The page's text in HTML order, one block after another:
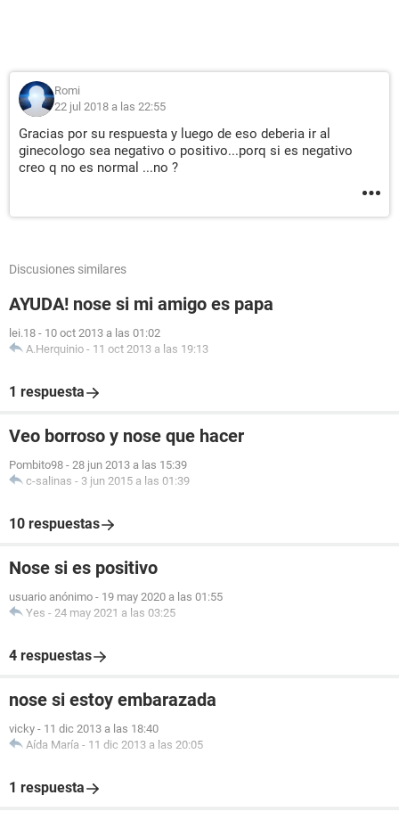
Romi
22 jul 2018 a las 22:55
Gracias por su respuesta y luego de eso deberia ir al
ginecologo sea negativo o positivo...porq si es negativo
creo q no es normal ...no ?
Discusiones similares
AYUDA! nose si mi amigo es papa
lei.18 - 10 oct 2013 a las 01:02
A.Herquinio - 11 oct 2013 a las 19:13
1 respuesta
Veo borroso y nose que hacer
Pombito98 - 28 jun 2013 a las 15:39
c-salinas - 3 jun 2015 a las 01:39
10 respuestas
Nose si es positivo
usuario anónimo - 19 may 2020 a las 01:55
Yes - 24 may 2021 a las 03:25
4 respuestas
nose si estoy embarazada
vicky - 11 dic 2013 a las 18:40
Aída María - 11 dic 2013 a las 20:05
1 respuesta